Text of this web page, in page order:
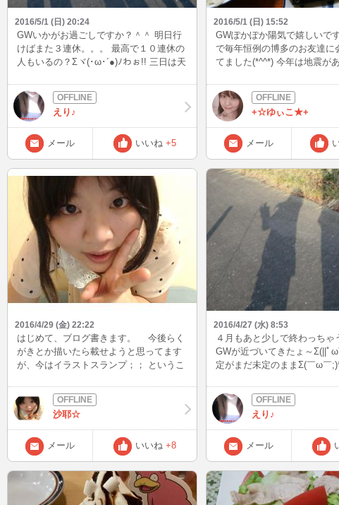
2016/5/1 (日) 20:24
GWいかがお過ごしですか？＾＾ 明日行
けばまた３連休。。。 最高で１０連休の
人もいるの？Σヾ(･ω･´●)ﾉわぉ!! 三日は天
クワクｗ 休み中は夜INしかできないけど
見かけたらｮﾛｼｸ(｡･ω･))(｡uωu))ﾍﾟｺﾘ では
～良い連休を～ヽ(´∀`)ﾉﾊﾊﾊｯ
えり♪
メール いいね +5
2016/5/1 (日) 15:52
GWぽかぽか陽気で嬉しいで
で毎年恒例の博多のお友達に
てました(*^^*) 今年は地震が
時こそ会いに行こうと思い福
てきました。 元気な顔を見れ
ました。 博多で食べた、鯖定
ったです♪
+☆ゆぃこ★+
メール
2016/4/29 (金) 22:22
はじめて、ブログ書きます。 今後らく
がきとか描いたら載せようと思ってます
が、今はイラストスランプ；； というこ
ｉｓｎｅｙ 2 日本史 戦国と幕末が好
きです 3 アニメ （今のアニメよりも
ちょいまえが好き） 4 お笑い ８．６
秒とかクマムシ トレンディーエンジェ
ル好きです！ 5 歌 とにかく歌うこと
スッゴイ好きです。 同じような趣味のか
たよかったら話しませんか？
沙耶☆
メール いいね +8
2016/4/27 (水) 8:53
４月もあと少しで終わっちゃ
GWが近づいてきたょ～Σ(||ﾟ
定がまだ未定のままΣ(￣ω￣;)
ﾑﾌﾟﾌﾟ 主に夜になるかもだけ
かけたらお声かけてください
さて、、、今日は避難訓練で
～ それまでINさせてもらいま
ﾌﾟﾌﾟ
えり♪
メール